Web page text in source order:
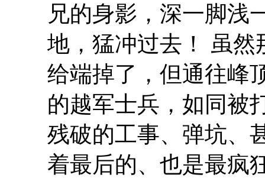
兄的身影，深一脚浅
地，猛冲过去！ 虽
给端掉了，但通往峰
的越军士兵，如同被
残破的工事、弹坑、
着最后的、也是最疯